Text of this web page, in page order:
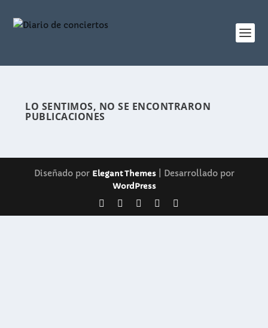
LO SENTIMOS, NO SE ENCONTRARON
PUBLICACIONES
Diseñado por Elegant Themes| Desarrollado por
WordPress